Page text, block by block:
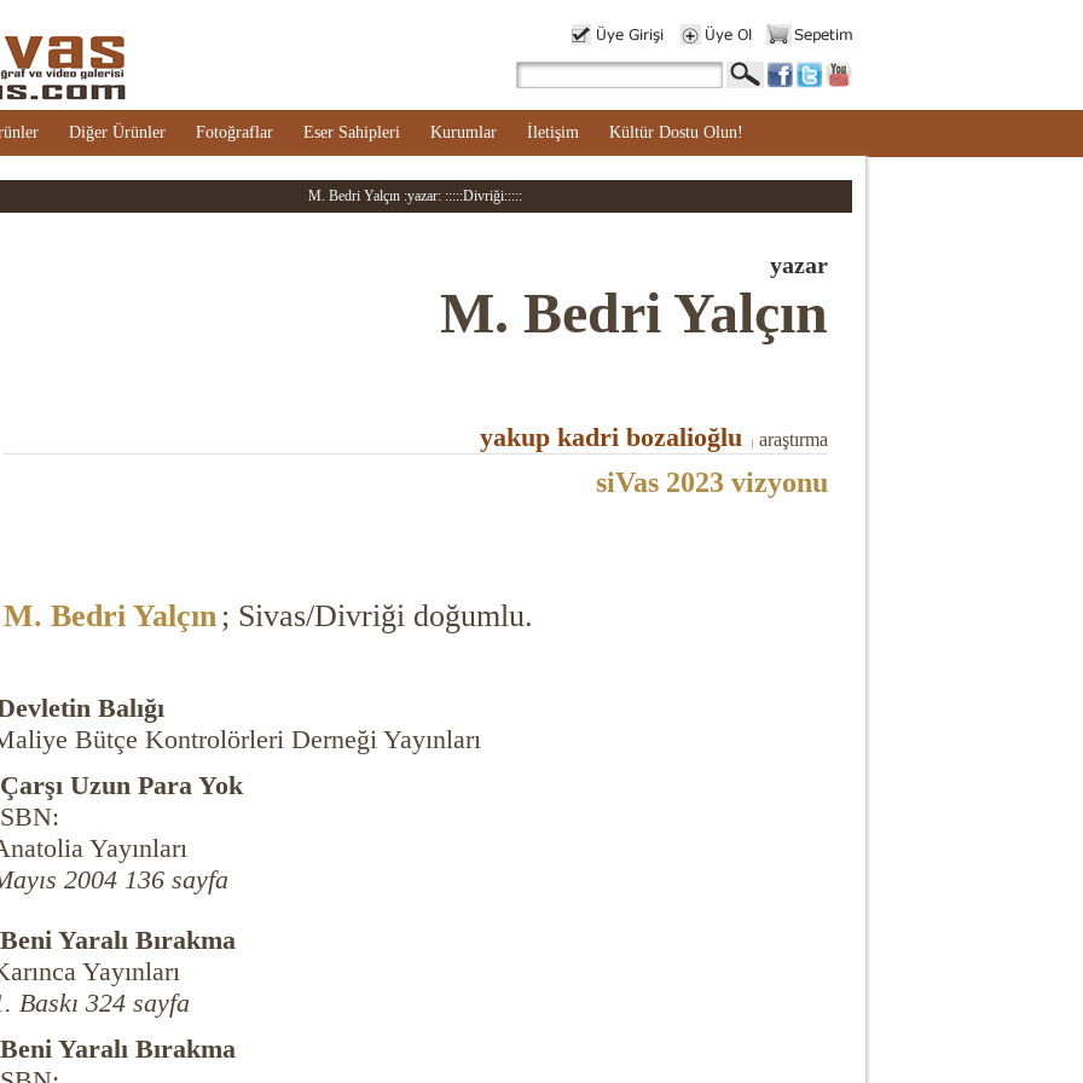
Diğer Ürünler Fotoğraflar Eser Sahipleri Kurumlar İletişim Kültür Dostu Olun!
M. Bedri Yalçın :yazar: :::::Divriği:::::
yazar
M. Bedri Yalçın
yakup kadri bozalioğlu araştırma
siVas 2023 vizyonu
M. Bedri Yalçın ; Sivas/Divriği doğumlu.
Balığı
Bütçe Kontrolörleri Derneği Yayınları
Uzun Para Yok
Yayınları
2004 136 sayfa
Yaralı Bırakma
Yayınları
Baskı 324 sayfa
Yaralı Bırakma